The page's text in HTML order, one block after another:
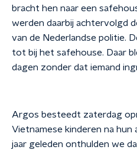
bracht hen naar een
werden daarbij achtervolgd
van de Nederlandse politie.
tot bij het safehouse. Daar
dagen zonder dat iemand
Argos besteedt zaterdag
Vietnamese kinderen na hun
jaar geleden onthulden we